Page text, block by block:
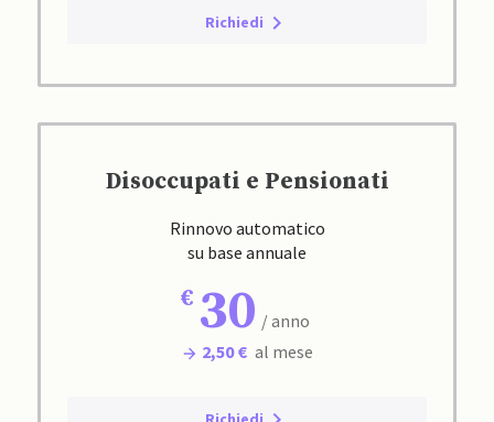
Richiedi
Disoccupati e Pensionati
Rinnovo automatico
su base annuale
30 / anno
2,50 € al mese